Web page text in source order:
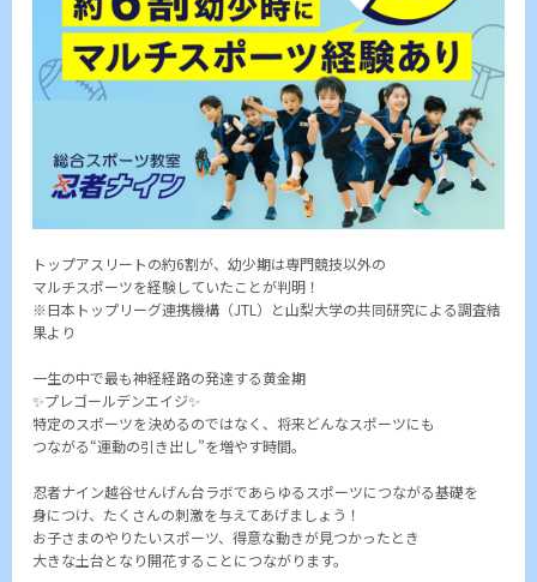
トップアスリートの約6割が、幼少期は専門競技以外の
マルチスポーツを経験していたことが判明！
※日本トップリーグ連携機構（JTL）と山梨大学の共同研究による調査結
果より
一生の中で最も神経経路の発達する黄金期
✨プレゴールデンエイジ✨
特定のスポーツを決めるのではなく、将来どんなスポーツにも
つながる“運動の引き出し”を増やす時間。
忍者ナイン越谷せんげん台ラボであらゆるスポーツにつながる基礎を
身につけ、たくさんの刺激を与えてあげましょう！
お子さまのやりたいスポーツ、得意な動きが見つかったとき
大きな土台となり開花することにつながります。